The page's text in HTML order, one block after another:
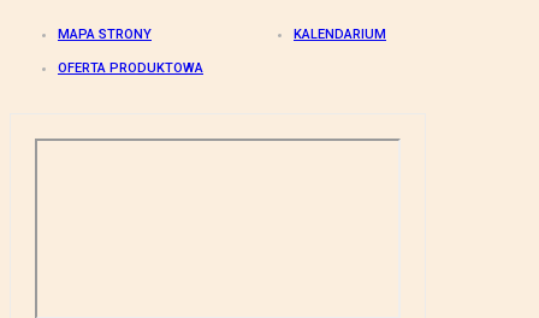
MAPA STRONY KALENDARIUM
OFERTA PRODUKTOWA